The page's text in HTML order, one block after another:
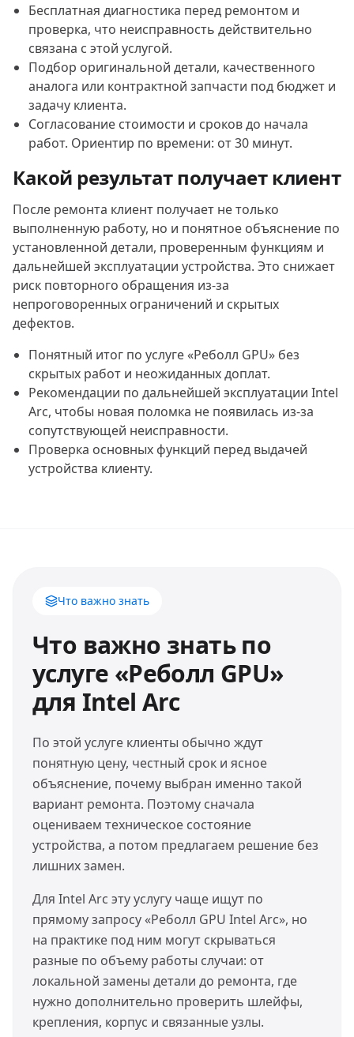
Бесплатная диагностика перед ремонтом и
проверка, что неисправность действительно
связана с этой услугой.
Подбор оригинальной детали, качественного
аналога или контрактной запчасти под бюджет и
задачу клиента.
Согласование стоимости и сроков до начала
работ. Ориентир по времени: от 30 минут.
Какой результат получает клиент
После ремонта клиент получает не только
выполненную работу, но и понятное объяснение по
установленной детали, проверенным функциям и
дальнейшей эксплуатации устройства. Это снижает
риск повторного обращения из-за
непроговоренных ограничений и скрытых
дефектов.
Понятный итог по услуге «Реболл GPU» без
скрытых работ и неожиданных доплат.
Рекомендации по дальнейшей эксплуатации Intel
Arc, чтобы новая поломка не появилась из-за
сопутствующей неисправности.
Проверка основных функций перед выдачей
устройства клиенту.
Что важно знать
Что важно знать по
услуге «Реболл GPU»
для Intel Arc
По этой услуге клиенты обычно ждут
понятную цену, честный срок и ясное
объяснение, почему выбран именно такой
вариант ремонта. Поэтому сначала
оцениваем техническое состояние
устройства, а потом предлагаем решение без
лишних замен.
Для Intel Arc эту услугу чаще ищут по
прямому запросу «Реболл GPU Intel Arc», но
на практике под ним могут скрываться
разные по объему работы случаи: от
локальной замены детали до ремонта, где
нужно дополнительно проверить шлейфы,
крепления, корпус и связанные узлы.